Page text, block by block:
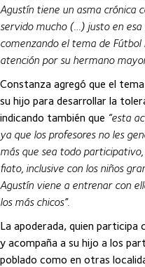
Agustín tiene un asma crónica
servido mucho (…) justo en
comenzando el tema de
atención por su hermano
Constanza agregó que el
su hijo para desarrollar la
indicando también que “esta
ya que los profesores no les
más que sea todo
fiato, inclusive con los niños
Agustín viene a entrenar con
los más chicos”.
La apoderada, quien
y acompaña a su hijo a los
poblado como en otras